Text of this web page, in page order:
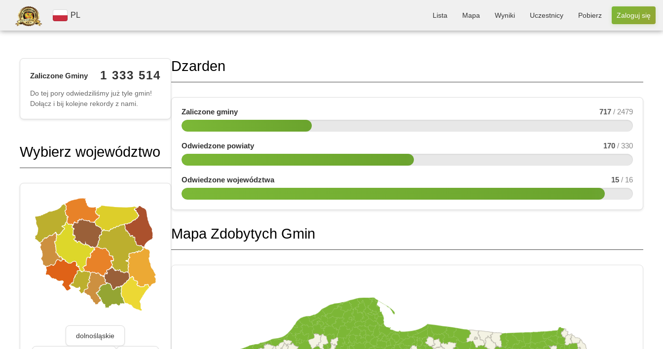
PL Lista Mapa Wyniki Uczestnicy Pobierz Zaloguj się
Zaliczone Gminy 1 333 514
Do tej pory odwiedziliśmy już tyle gmin!
Dołącz i bij kolejne rekordy z nami.
Wybierz województwo
dolnośląskie
Dzarden
Zaliczone gminy 717 / 2479
Odwiedzone powiaty 170 / 330
Odwiedzone województwa 15 / 16
Mapa Zdobytych Gmin